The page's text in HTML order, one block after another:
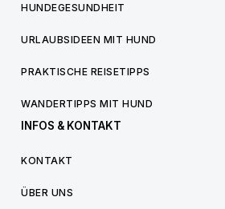
HUNDEGESUNDHEIT
URLAUBSIDEEN MIT HUND
PRAKTISCHE REISETIPPS
WANDERTIPPS MIT HUND
INFOS & KONTAKT
KONTAKT
ÜBER UNS